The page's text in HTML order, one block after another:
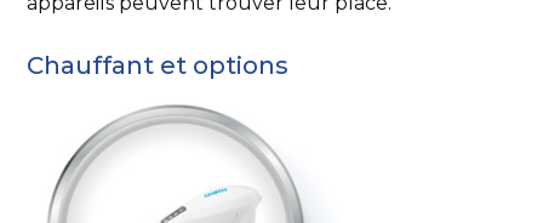
Chauffant et options